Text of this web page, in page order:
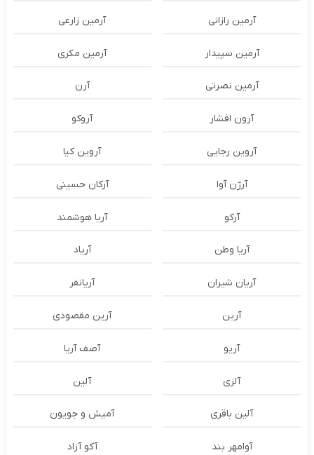
آرمین رازانی آرمین زارعی
آرمین سپیدار آرمین مکری
آرمین نصرتی آرن
آرون افشار آروکو
آروین رجایی آروین کیا
آرژن آوا آرکان حسینی
آرکو آریا هوشمند
آریا وطن آریاد
آریان شیران آریانفر
آرین آرین مقصودی
آریو آصف آریا
آلزی آلین
آلین باقری آمیش و جویون
آوامهر بند آکو آزاد